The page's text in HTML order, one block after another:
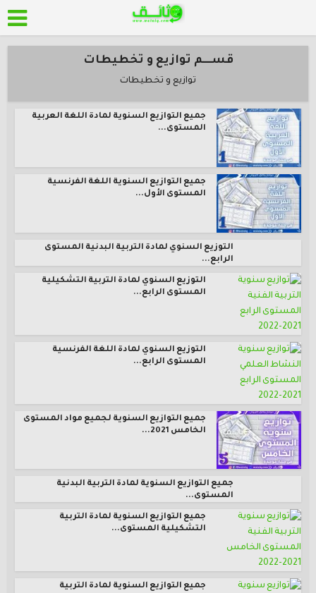
قســــم توازيع و تخطيطات
توازيع و تخطيطات
جميع التوازيع السنوية لمادة اللغة العربية
المستوى...
جميع التوازيع السنوية اللغة الفرنسية
المستوى الأول...
التوزيع السنوي لمادة التربية البدنية المستوى
الرابع...
التوزيع السنوي لمادة التربية التشكيلية
المستوى الرابع...
التوزيع السنوي لمادة اللغة الفرنسية
المستوى الرابع...
جميع التوازيع السنوية لجميع مواد المستوى
الخامس 2021...
جميع التوازيع السنوية لمادة التربية البدنية
المستوى...
جميع التوازيع السنوية لمادة التربية
التشكيلية المستوى...
جميع التوازيع السنوية لمادة التربية